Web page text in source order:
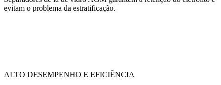
evitam o problema da estratificação.
ALTO DESEMPENHO E EFICIÊNCIA